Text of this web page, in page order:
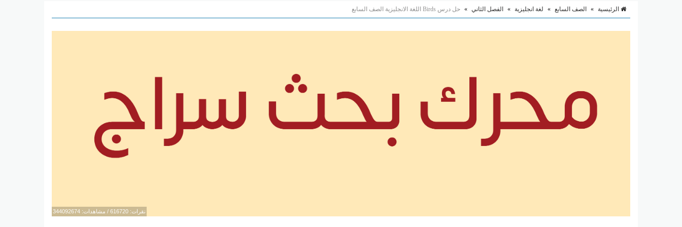
الرئيسية » الصف السابع » لغة انجليزية » الفصل الثاني » حل درس Birds اللغة الانجليزية الصف السابع
نقرات: 616720 / مشاهدات: 344092674